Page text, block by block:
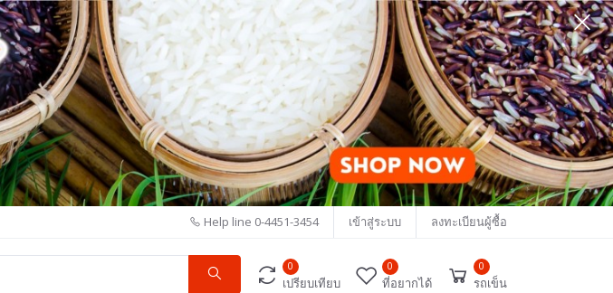
Help line 0-4451-3454 เข้าสู่ระบบ ลงทะเบียนผู้ซื้อ
0
เปรียบเทียบ
0
ที่อยากได้
0
รถเข็น